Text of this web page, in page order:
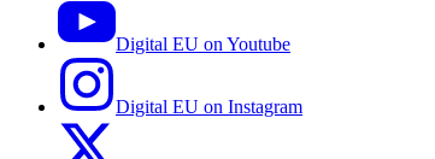
Digital EU on Youtube
Digital EU on Instagram